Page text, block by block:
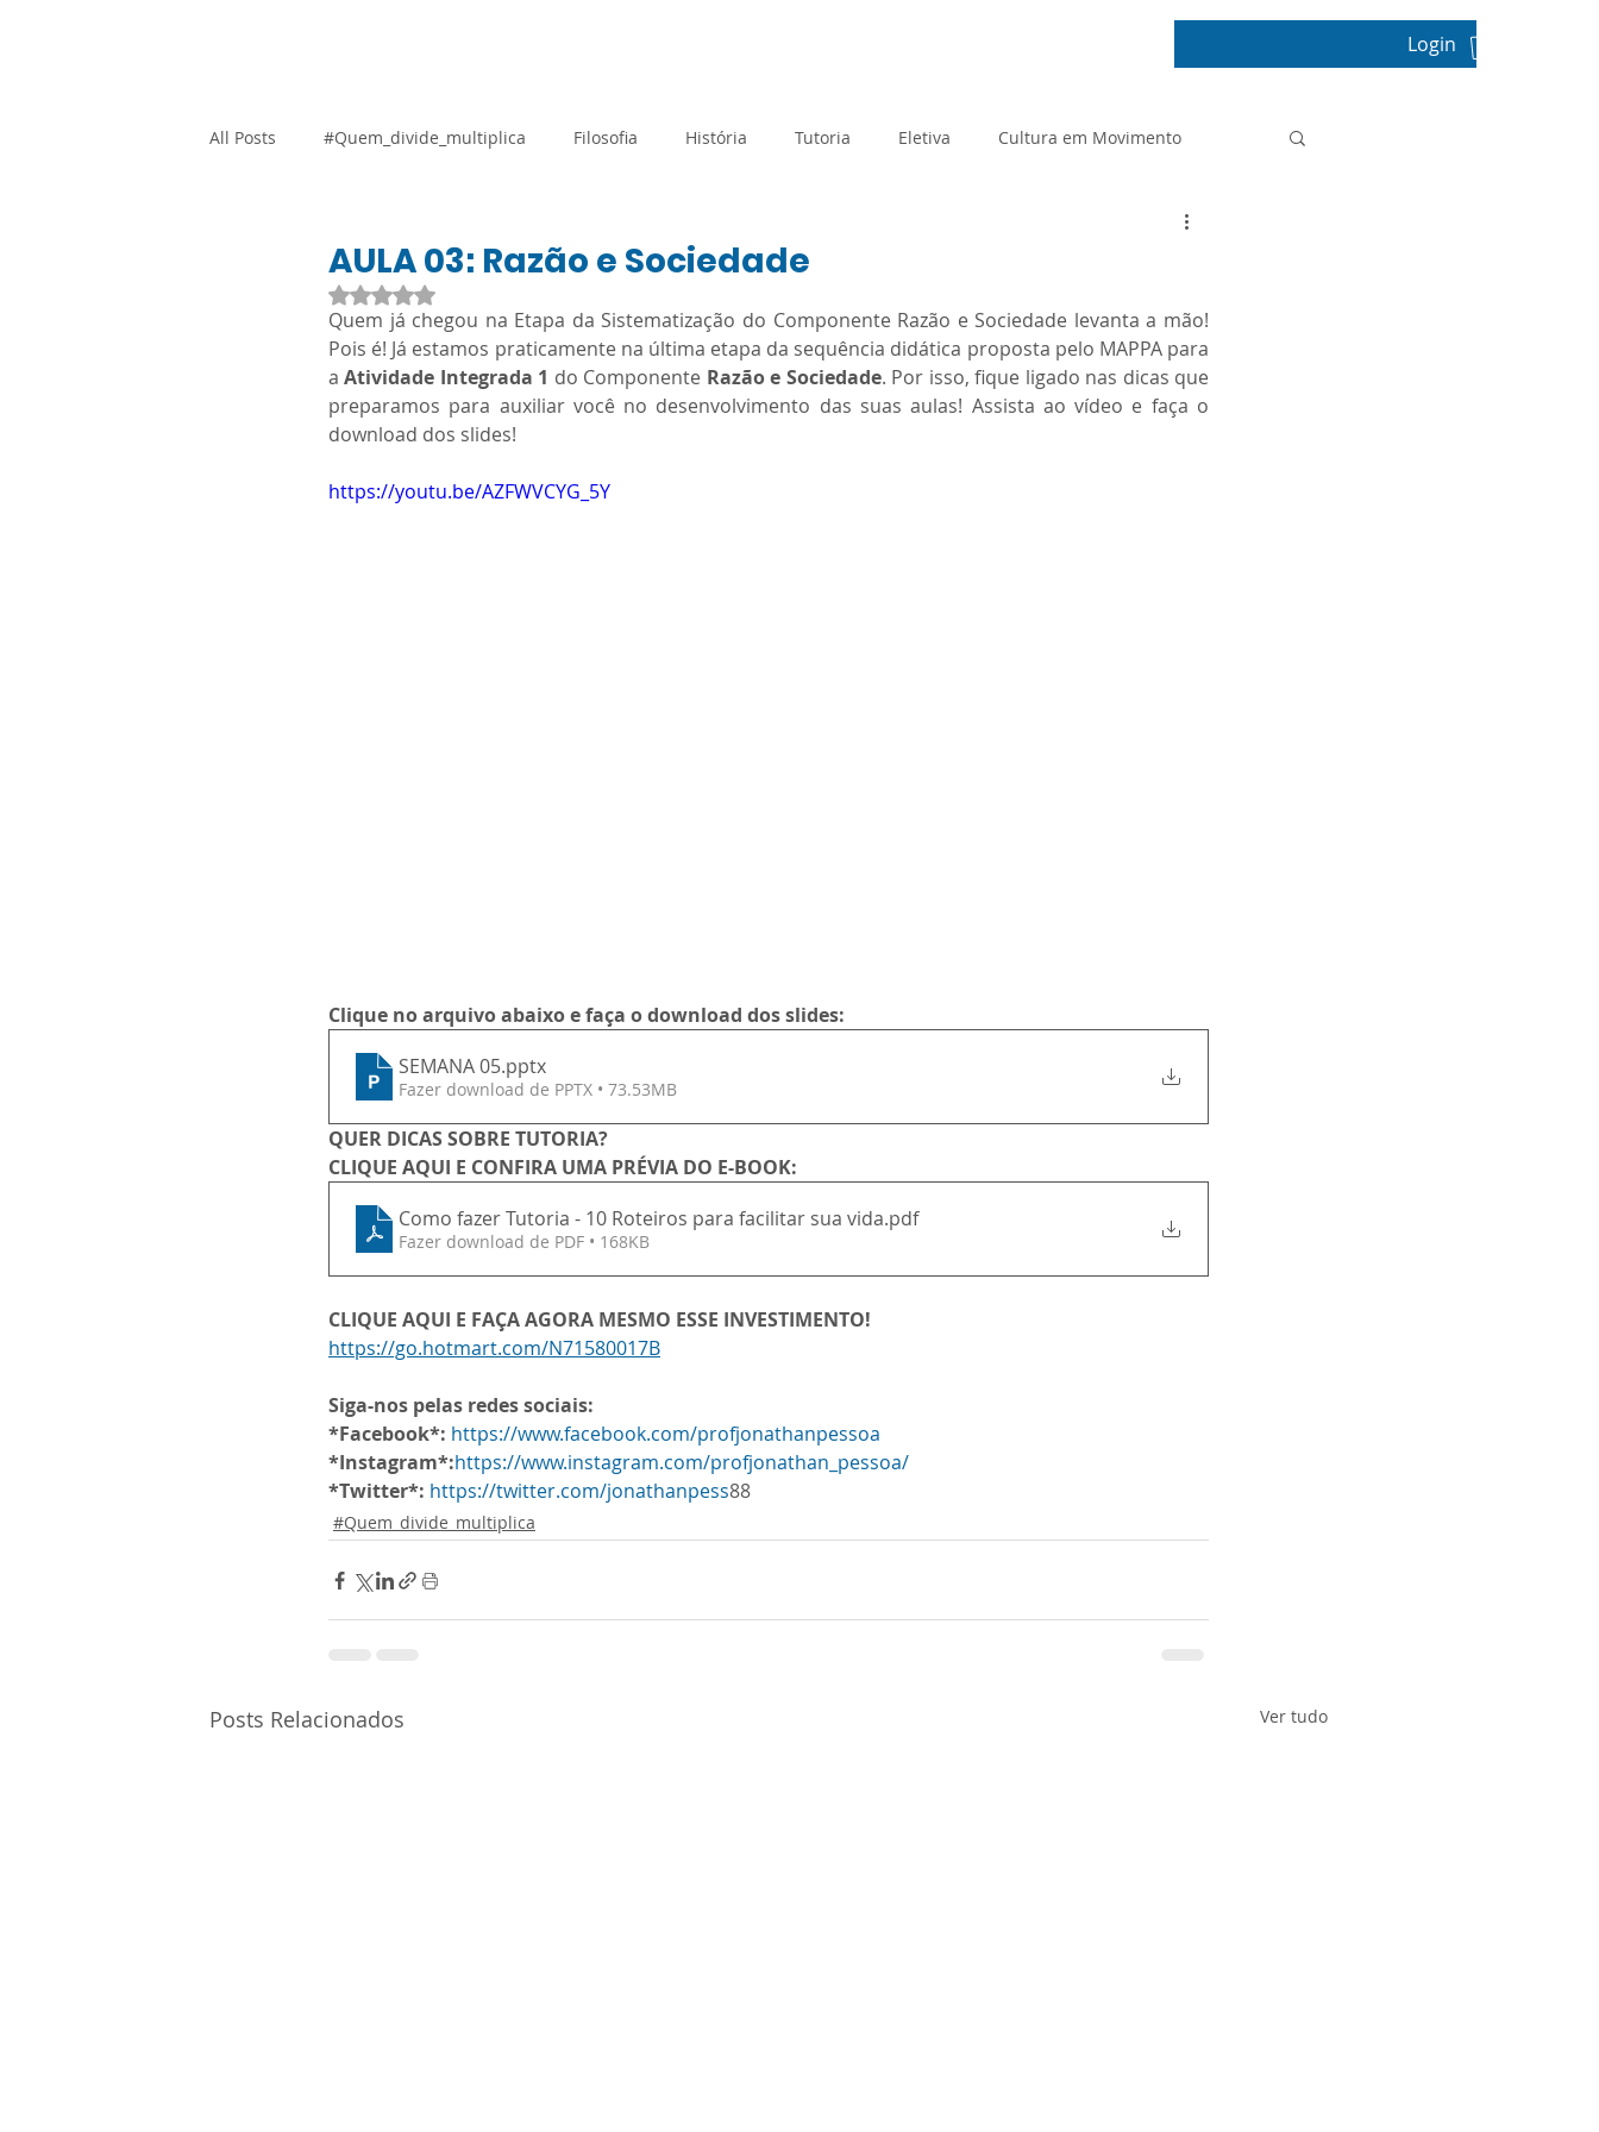
Login
All Posts #Quem_divide_multiplica Filosofia História Tutoria Eletiva Cultura em Movimento
Promocional Resoluções Geografia Metodologias Ativas Orientação de Estudos Prova Paulista
Orientação Técnica Sala de Leitura
AULA 03: Razão e Sociedade
Avaliado com NaN de 5 estrelas.
Quem já chegou na Etapa da Sistematização do Componente Razão e Sociedade levanta a mão!
Pois é! Já estamos praticamente na última etapa da sequência didática proposta pelo MAPPA para
a Atividade Integrada 1 do Componente Razão e Sociedade. Por isso, fique ligado nas dicas que
preparamos para auxiliar você no desenvolvimento das suas aulas! Assista ao vídeo e faça o
download dos slides!
https://youtu.be/AZFWVCYG_5Y
Clique no arquivo abaixo e faça o download dos slides:
SEMANA 05.pptx
Fazer download de PPTX • 73.53MB
QUER DICAS SOBRE TUTORIA?
CLIQUE AQUI E CONFIRA UMA PRÉVIA DO E-BOOK:
Como fazer Tutoria - 10 Roteiros para facilitar sua vida.pdf
Fazer download de PDF • 168KB
CLIQUE AQUI E FAÇA AGORA MESMO ESSE INVESTIMENTO!
https://go.hotmart.com/N71580017B
Siga-nos pelas redes sociais:
*Facebook*: https://www.facebook.com/profjonathanpessoa
*Instagram*:https://www.instagram.com/profjonathan_pessoa/
*Twitter*: https://twitter.com/jonathanpess88
#Quem_divide_multiplica
Posts Relacionados Ver tudo